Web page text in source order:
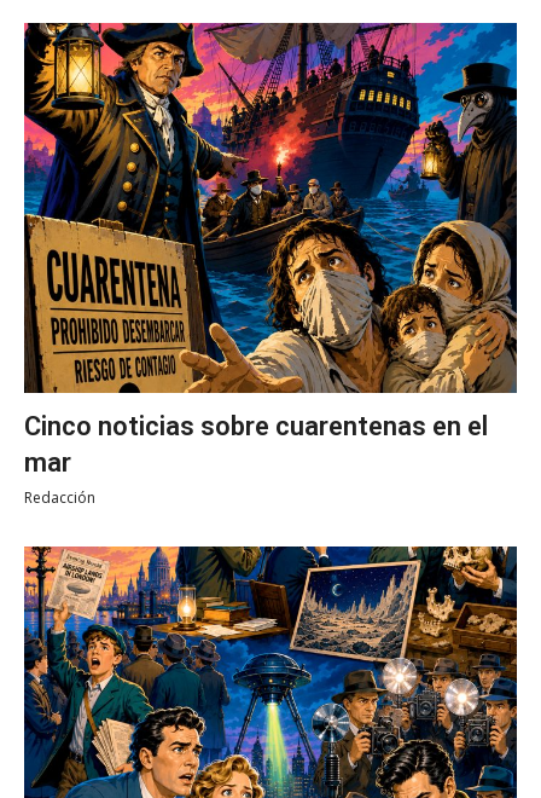
Cinco noticias sobre cuarentenas en el
mar
Redacción